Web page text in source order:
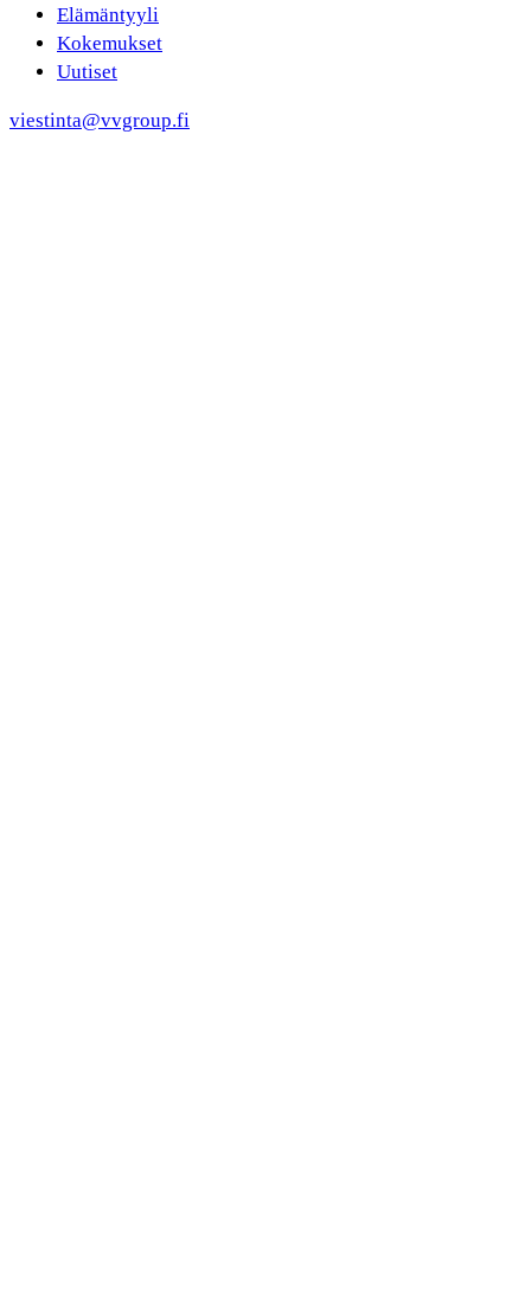
Elämäntyyli
Kokemukset
Uutiset
viestinta@vvgroup.fi